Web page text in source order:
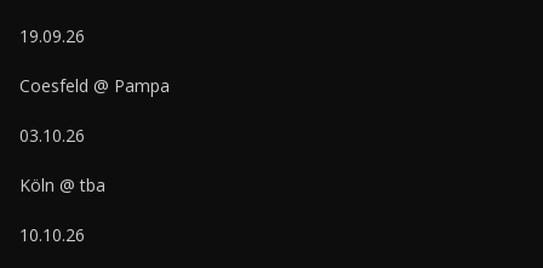
19.09.26
Coesfeld @ Pampa
03.10.26
Köln @ tba
10.10.26